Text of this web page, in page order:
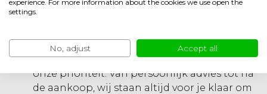
Onze vensterbanken zijn gemaakt om lang
die je kunt zien en voelen.
Uitstekende service:Jouw tevredenheid is
onze prioriteit. Van persoonlijk advies tot na
de aankoop, wij staan altijd voor je klaar om
experience. For more information about the cookies we use open the
settings.
No, adjust Accept all